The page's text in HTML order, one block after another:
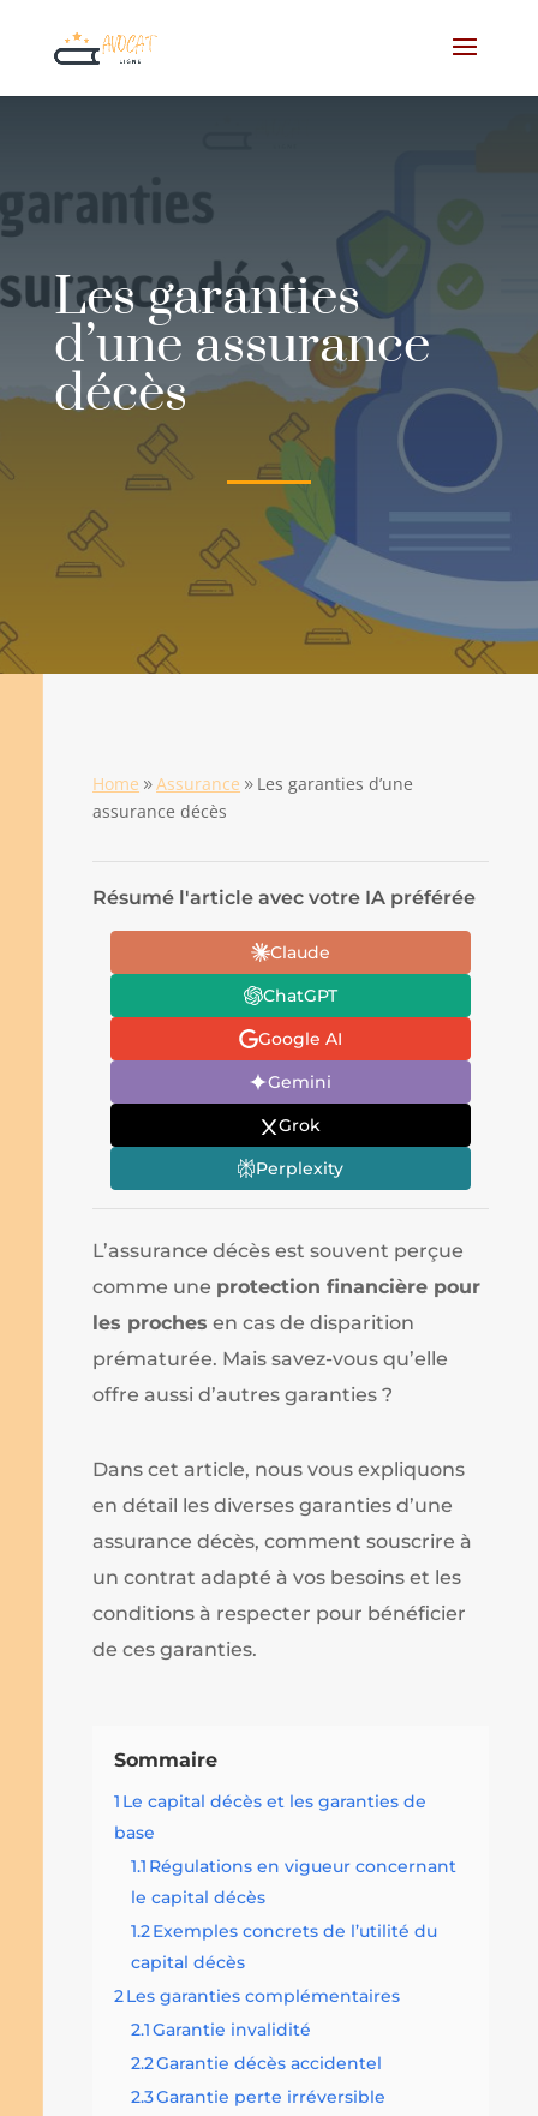
Les garanties
d’une assurance
décès
Home 9Assurance 9 Les garanties d’une
assurance décès
Résumé l'article avec votre IA préférée
Claude
ChatGPT
Google AI
Gemini
Grok
Perplexity
L’assurance décès est souvent perçue
comme une protection financière pour
les proches en cas de disparition
prématurée. Mais savez-vous qu’elle
offre aussi d’autres garanties ?
Dans cet article, nous vous expliquons
en détail les diverses garanties d’une
assurance décès, comment souscrire à
un contrat adapté à vos besoins et les
conditions à respecter pour bénéficier
de ces garanties.
Sommaire
1 Le capital décès et les garanties de
base
1.1 Régulations en vigueur concernant
le capital décès
1.2Exemples concrets de l’utilité du
capital décès
2Les garanties complémentaires
2.1Garantie invalidité
2.2Garantie décès accidentel
2.3Garantie perte irréversible